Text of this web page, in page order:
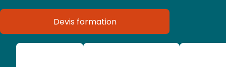
Devis formation